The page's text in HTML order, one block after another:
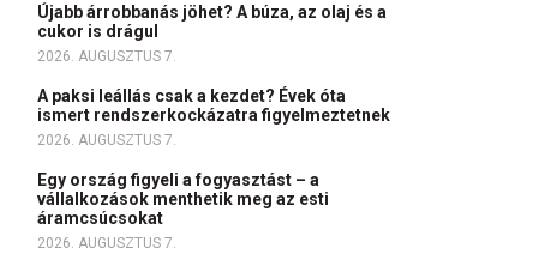
Újabb árrobbanás jöhet? A búza, az olaj és a
cukor is drágul
2026. AUGUSZTUS 7.
A paksi leállás csak a kezdet? Évek óta
ismert rendszerkockázatra figyelmeztetnek
2026. AUGUSZTUS 7.
Egy ország figyeli a fogyasztást – a
vállalkozások menthetik meg az esti
áramcsúcsokat
2026. AUGUSZTUS 7.